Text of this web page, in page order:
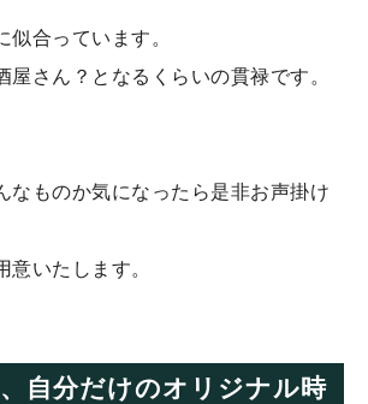
似合っています。
屋さん？となるくらいの貫禄です。
なものか気になったら是非お声掛け
意いたします。
自分だけのオリジナル時